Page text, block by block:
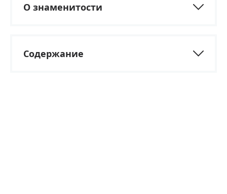
О знаменитости
Содержание